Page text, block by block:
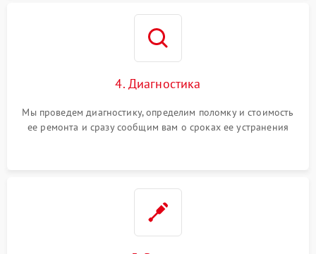
4. Диагностика
Мы проведем диагностику, определим поломку и стоимость
ее ремонта и сразу сообщим вам о сроках ее устранения